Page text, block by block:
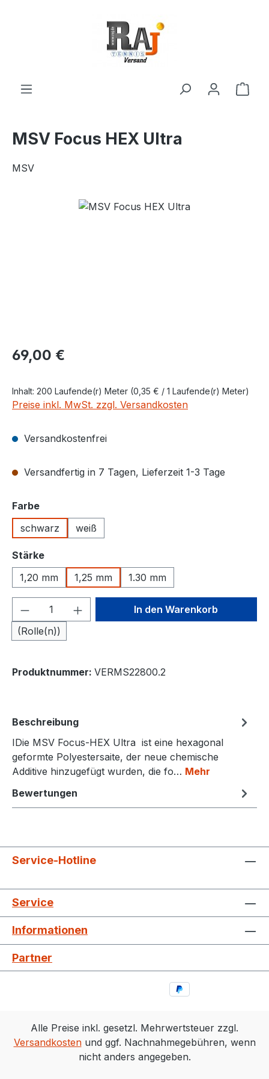
MSV Focus HEX Ultra
MSV
Bildergalerie überspringen
Regulärer Preis:
69,00 €
Inhalt: 200 Laufende(r) Meter (0,35 € / 1 Laufende(r) Meter)
Preise inkl. MwSt. zzgl. Versandkosten
Versandkostenfrei
Versandfertig in 7 Tagen, Lieferzeit 1-3 Tage
Farbeauswählen
schwarz
weiß
Stärkeauswählen
1,20 mm
1,25 mm 1.30 mm
Produkt Anzahl: Gib den
(Rolle(n))
In den Warenkorb
Produktnummer: VERMS22800.2
Beschreibung
IDie MSV Focus-HEX Ultra ist eine hexagonal
geformte Polyestersaite, der neue chemische
Additive hinzugefügt wurden, die fo… Mehr
Bewertungen
Service-Hotline
Service
Informationen
Partner
Alle Preise inkl. gesetzl. Mehrwertsteuer zzgl.
Versandkostenund ggf. Nachnahmegebühren, wenn
nicht anders angegeben.